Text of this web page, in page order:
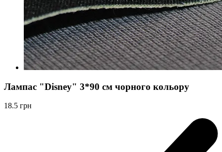
Лампас "Disney" 3*90 см чорного кольору
18.5 грн